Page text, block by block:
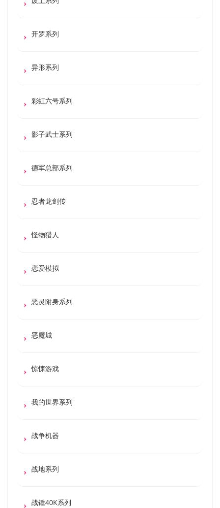
开罗系列
异形系列
彩虹六号系列
影子武士系列
德军总部系列
忍者龙剑传
怪物猎人
恋爱模拟
恶灵附身系列
恶魔城
惊悚游戏
我的世界系列
战争机器
战地系列
战锤40K系列